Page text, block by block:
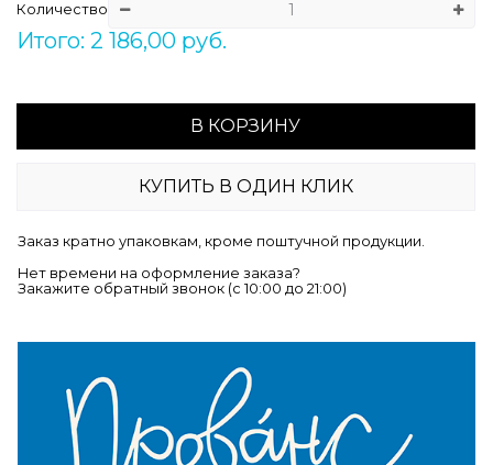
Количество
Итого: 2 186,00 руб.
В КОРЗИНУ
КУПИТЬ В ОДИН КЛИК
Заказ кратно упаковкам, кроме поштучной продукции.
Нет времени на оформление заказа?
Закажите обратный звонок (c 10:00 до 21:00)